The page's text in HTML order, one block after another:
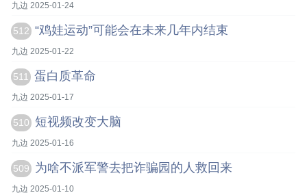
九边 2025-01-24
512 “鸡娃运动”可能会在未来几年内结束
九边 2025-01-22
511 蛋白质革命
九边 2025-01-17
510 短视频改变大脑
九边 2025-01-16
509 为啥不派军警去把诈骗园的人救回来
九边 2025-01-10